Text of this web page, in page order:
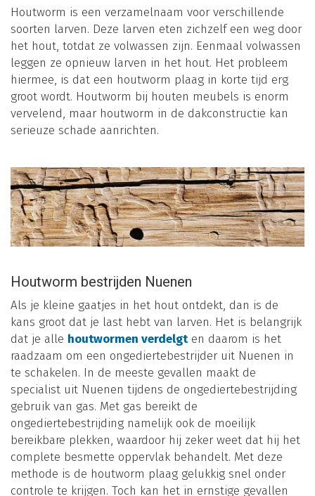
Houtworm is een verzamelnaam voor verschillende
soorten larven. Deze larven eten zichzelf een weg door
het hout, totdat ze volwassen zijn. Eenmaal volwassen
leggen ze opnieuw larven in het hout. Het probleem
hiermee, is dat een houtworm plaag in korte tijd erg
groot wordt. Houtworm bij houten meubels is enorm
vervelend, maar houtworm in de dakconstructie kan
serieuze schade aanrichten.
Houtworm bestrijden Nuenen
Als je kleine gaatjes in het hout ontdekt, dan is de
kans groot dat je last hebt van larven. Het is belangrijk
dat je alle houtwormen verdelgten daarom is het
raadzaam om een ongediertebestrijder uit Nuenen in
te schakelen. In de meeste gevallen maakt de
specialist uit Nuenen tijdens de ongediertebestrijding
gebruik van gas. Met gas bereikt de
ongediertebestrijding namelijk ook de moeilijk
bereikbare plekken, waardoor hij zeker weet dat hij het
complete besmette oppervlak behandelt. Met deze
methode is de houtworm plaag gelukkig snel onder
controle te krijgen. Toch kan het in ernstige gevallen